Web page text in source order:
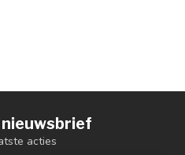
nieuwsbrief
acties